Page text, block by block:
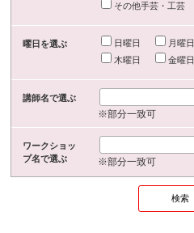
その他手芸・工芸
曜日を選ぶ 日曜日 月曜日
木曜日
金曜日
講師名で選ぶ
※部分一致可
ワークショッ
プ名で選ぶ
※部分一致可